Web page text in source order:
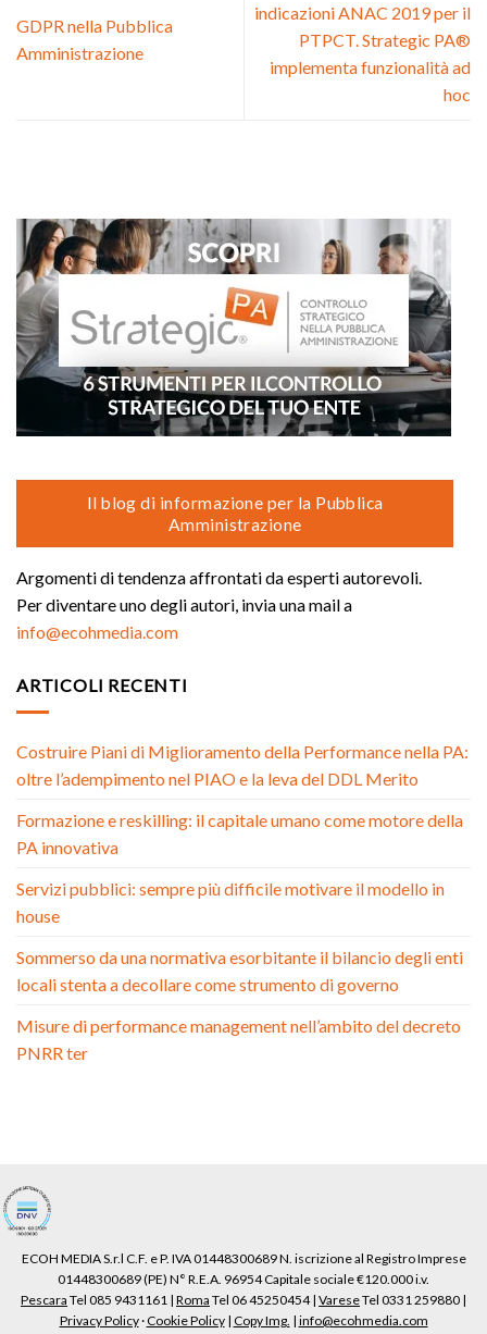
GDPR nella Pubblica
Amministrazione
indicazioni ANAC 2019 per il
PTPCT. Strategic PA®️
implementa funzionalità ad
hoc
Il blog di informazione per la Pubblica
Amministrazione
Argomenti di tendenza affrontati da esperti autorevoli.
Per diventare uno degli autori, invia una mail a
info@ecohmedia.com
ARTICOLI RECENTI
Costruire Piani di Miglioramento della Performance nella PA:
oltre l’adempimento nel PIAO e la leva del DDL Merito
Formazione e reskilling: il capitale umano come motore della
PA innovativa
Servizi pubblici: sempre più difficile motivare il modello in
house
Sommerso da una normativa esorbitante il bilancio degli enti
locali stenta a decollare come strumento di governo
Misure di performance management nell’ambito del decreto
PNRR ter
ECOH MEDIA S.r.l C.F. e P. IVA 01448300689 N. iscrizione al Registro Imprese
01448300689 (PE) N° R.E.A. 96954 Capitale sociale €120.000 i.v.
Pescara Tel 085 9431161 | Roma Tel 06 45250454 | VareseTel 0331 259880 |
Privacy Policy·Cookie Policy| Copy Img. | info@ecohmedia.com